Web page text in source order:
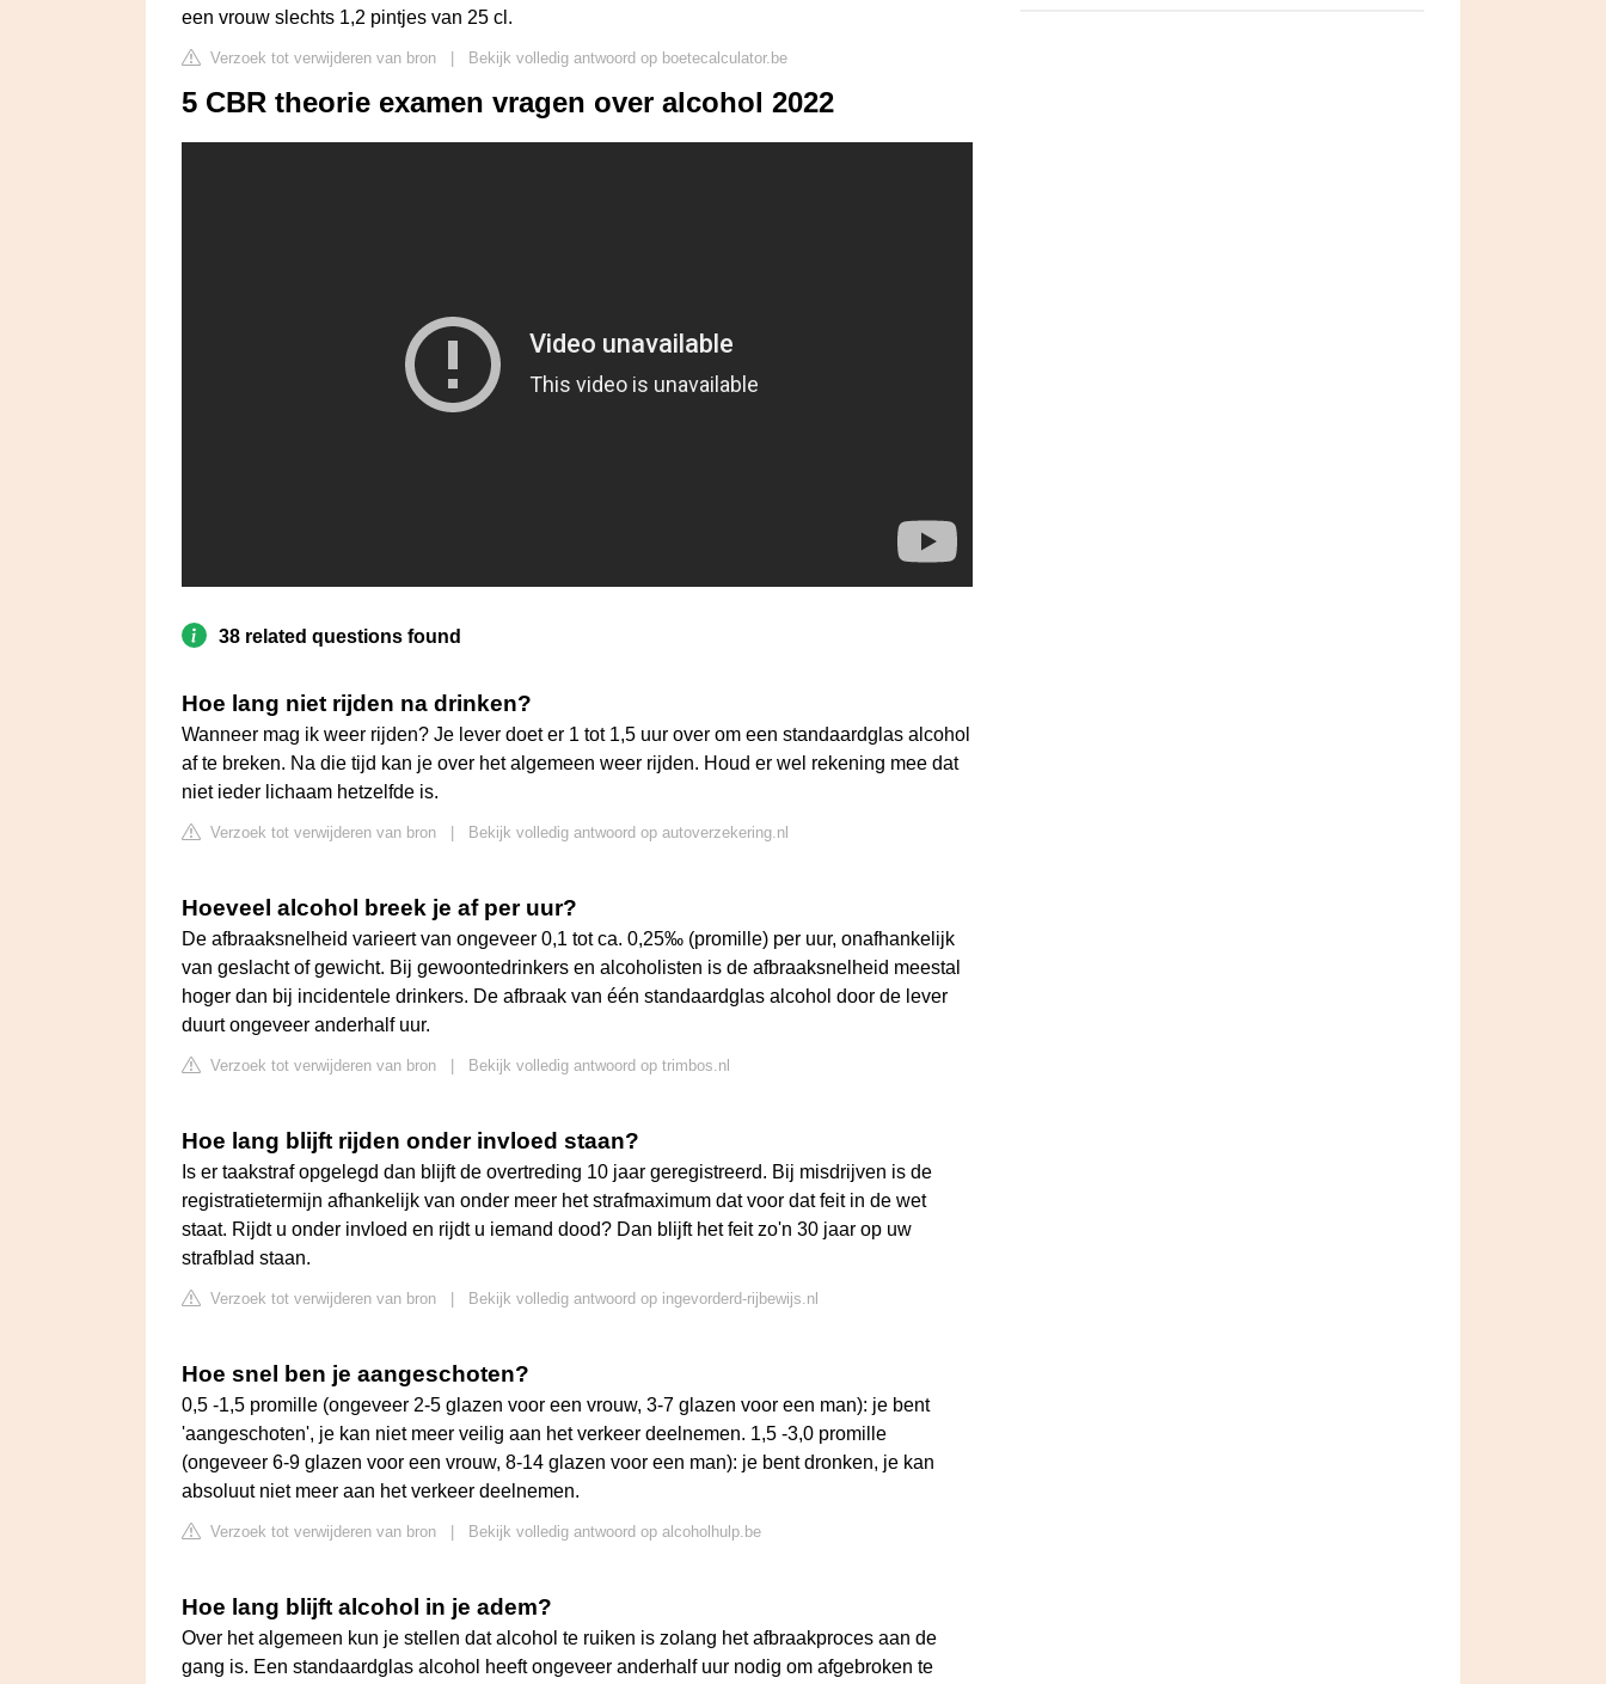
een vrouw slechts 1,2 pintjes van 25 cl.
Verzoek tot verwijderen van bron Bekijk volledig antwoord op boetecalculator.be
5 CBR theorie examen vragen over alcohol 2022
38 related questions found
Hoe lang niet rijden na drinken?
Wanneer mag ik weer rijden? Je lever doet er 1 tot 1,5 uur over om een standaardglas alcohol
af te breken. Na die tijd kan je over het algemeen weer rijden. Houd er wel rekening mee dat
niet ieder lichaam hetzelfde is.
Verzoek tot verwijderen van bron Bekijk volledig antwoord op autoverzekering.nl
Hoeveel alcohol breek je af per uur?
De afbraaksnelheid varieert van ongeveer 0,1 tot ca. 0,25‰ (promille) per uur, onafhankelijk
van geslacht of gewicht. Bij gewoontedrinkers en alcoholisten is de afbraaksnelheid meestal
hoger dan bij incidentele drinkers. De afbraak van één standaardglas alcohol door de lever
duurt ongeveer anderhalf uur.
Verzoek tot verwijderen van bron Bekijk volledig antwoord op trimbos.nl
Hoe lang blijft rijden onder invloed staan?
Is er taakstraf opgelegd dan blijft de overtreding 10 jaar geregistreerd. Bij misdrijven is de
registratietermijn afhankelijk van onder meer het strafmaximum dat voor dat feit in de wet
staat. Rijdt u onder invloed en rijdt u iemand dood? Dan blijft het feit zo'n 30 jaar op uw
strafblad staan.
Verzoek tot verwijderen van bron Bekijk volledig antwoord op ingevorderd-rijbewijs.nl
Hoe snel ben je aangeschoten?
0,5 -1,5 promille (ongeveer 2-5 glazen voor een vrouw, 3-7 glazen voor een man): je bent
'aangeschoten', je kan niet meer veilig aan het verkeer deelnemen. 1,5 -3,0 promille
(ongeveer 6-9 glazen voor een vrouw, 8-14 glazen voor een man): je bent dronken, je kan
absoluut niet meer aan het verkeer deelnemen.
Verzoek tot verwijderen van bron Bekijk volledig antwoord op alcoholhulp.be
Hoe lang blijft alcohol in je adem?
Over het algemeen kun je stellen dat alcohol te ruiken is zolang het afbraakproces aan de
gang is. Een standaardglas alcohol heeft ongeveer anderhalf uur nodig om afgebroken te